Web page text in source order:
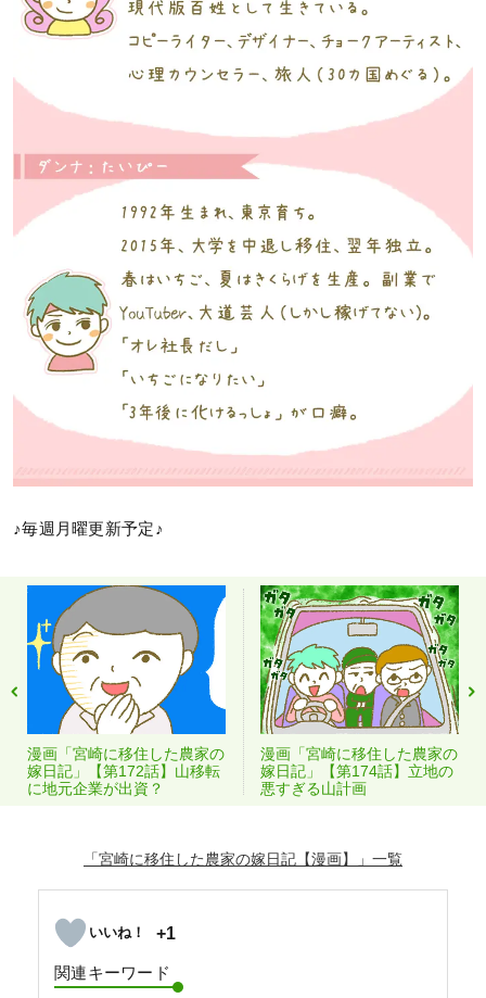
♪毎週月曜更新予定♪
漫画「宮崎に移住した農家の
嫁日記」【第172話】山移転
に地元企業が出資？
漫画「宮崎に移住した農家の
嫁日記」【第174話】立地の
悪すぎる山計画
「宮崎に移住した農家の嫁日記【漫画】」
+1
関連キーワード